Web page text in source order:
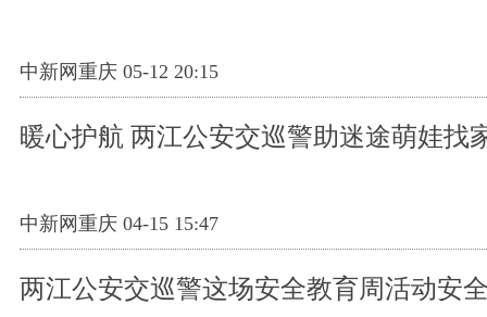
中新网重庆 05-12 20:15
暖心护航 两江公安交巡警助迷途萌娃找
中新网重庆 04-15 15:47
两江公安交巡警这场安全教育周活动安